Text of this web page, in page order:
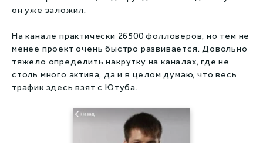
он уже заложил.
На канале практически 26500 фолловеров, но тем не
менее проект очень быстро развивается. Довольно
тяжело определить накрутку на каналах, где не
столь много актива, да и в целом думаю, что весь
трафик здесь взят с Ютуба.